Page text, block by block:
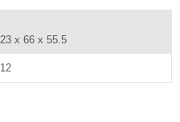
23 x 66 x 55.5
12